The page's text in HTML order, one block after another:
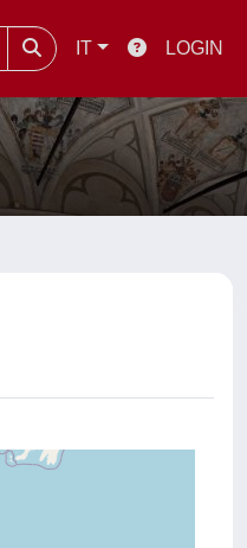
IT LOGIN